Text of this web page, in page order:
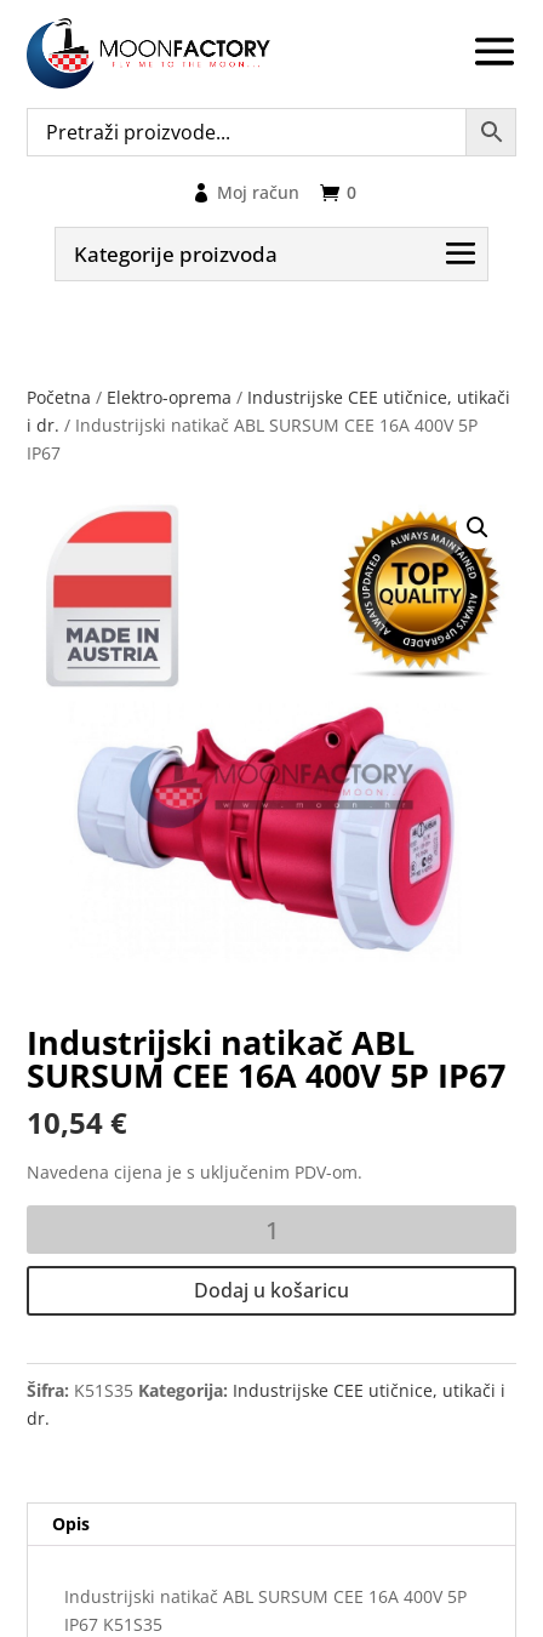
0
Moj račun
Kategorije proizvoda
Početna / Elektro-oprema / Industrijske CEE utičnice, utikači
i dr. / Industrijski natikač ABL SURSUM CEE 16A 400V 5P
IP67
Industrijski natikač ABL
SURSUM CEE 16A 400V 5P IP67
10,54€
Navedena cijena je s uključenim PDV-om.
ABL
16A
400V
5P
Dodaj u košaricu
Šifra: K51S35 Kategorija: Industrijske CEE utičnice, utikači i
dr.
Opis
Industrijski natikač ABL SURSUM CEE 16A 400V 5P
IP67 K51S35